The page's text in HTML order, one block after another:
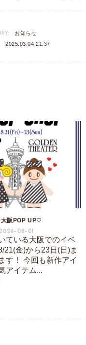
お知らせ
2025.03.04 21:37
阪POP UP♡
08-01
ている大阪でのイベ
21(金)から23日(日)ま
す！ 今回も新作アイ
アイテム...